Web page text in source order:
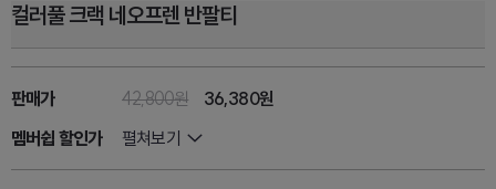
컬러풀 크랙 네오프렌 반팔티
판매가 42,800원 36,380원
멤버쉽 할인가
펼쳐보기